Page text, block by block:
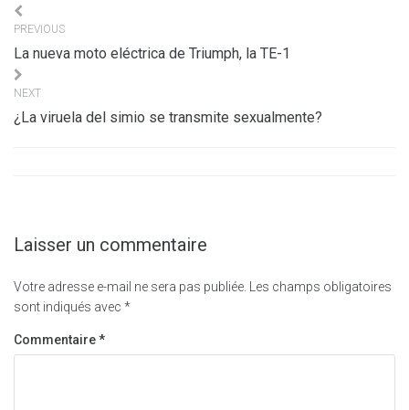
Navigation
de
l’article
PREVIOUS
La nueva moto eléctrica de Triumph, la TE-1
NEXT
¿La viruela del simio se transmite sexualmente?
Laisser un commentaire
Votre adresse e-mail ne sera pas publiée.
Les champs obligatoires
sont indiqués avec *
Commentaire*